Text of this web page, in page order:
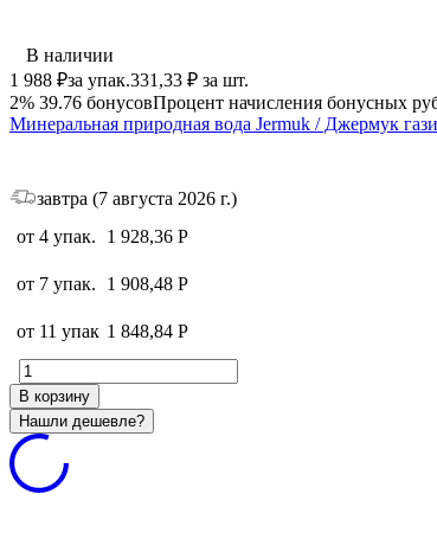
В наличии
1 988 ₽за упак.331,33 ₽ за шт.
2% 39.76 бонусовПроцент начисления бонусных
Минеральная природная вода Jermuk / Джермук
завтра (7 августа 2026 г.)
от 4 упак.
1 928,36 Р
от 7 упак. 1 908,48 Р
от 11 упак 1 848,84 Р
В корзину